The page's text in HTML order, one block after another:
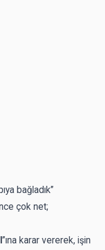
bağladık”
çok net;
”ına karar vererek, işin